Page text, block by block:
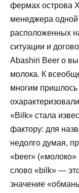
фермах острова
менеджера одной
расположенных
ситуации и
Abashiri Beer о
молока. К
многим пришлось
«Bilk» стала
фактору: для
недолго думая,
«beer» («молоко»
слово «bilk» —
значение